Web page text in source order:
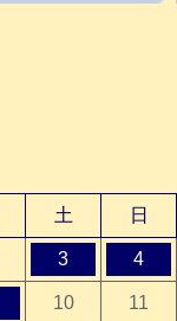
土 日
3 4
10 11